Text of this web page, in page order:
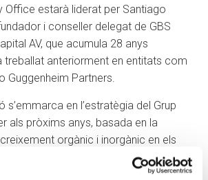
Office estarà liderat per Santiago
i conseller delegat de GBS
AV, que acumula 28 anys
treballat anteriorment en entitats com
Guggenheim Partners.
s’emmarca en l’estratègia del Grup
als pròxims anys, basada en la
orgànic i inorgànic en els
opera, i en el desenvolupament
per ampliar l’oferta de valor al